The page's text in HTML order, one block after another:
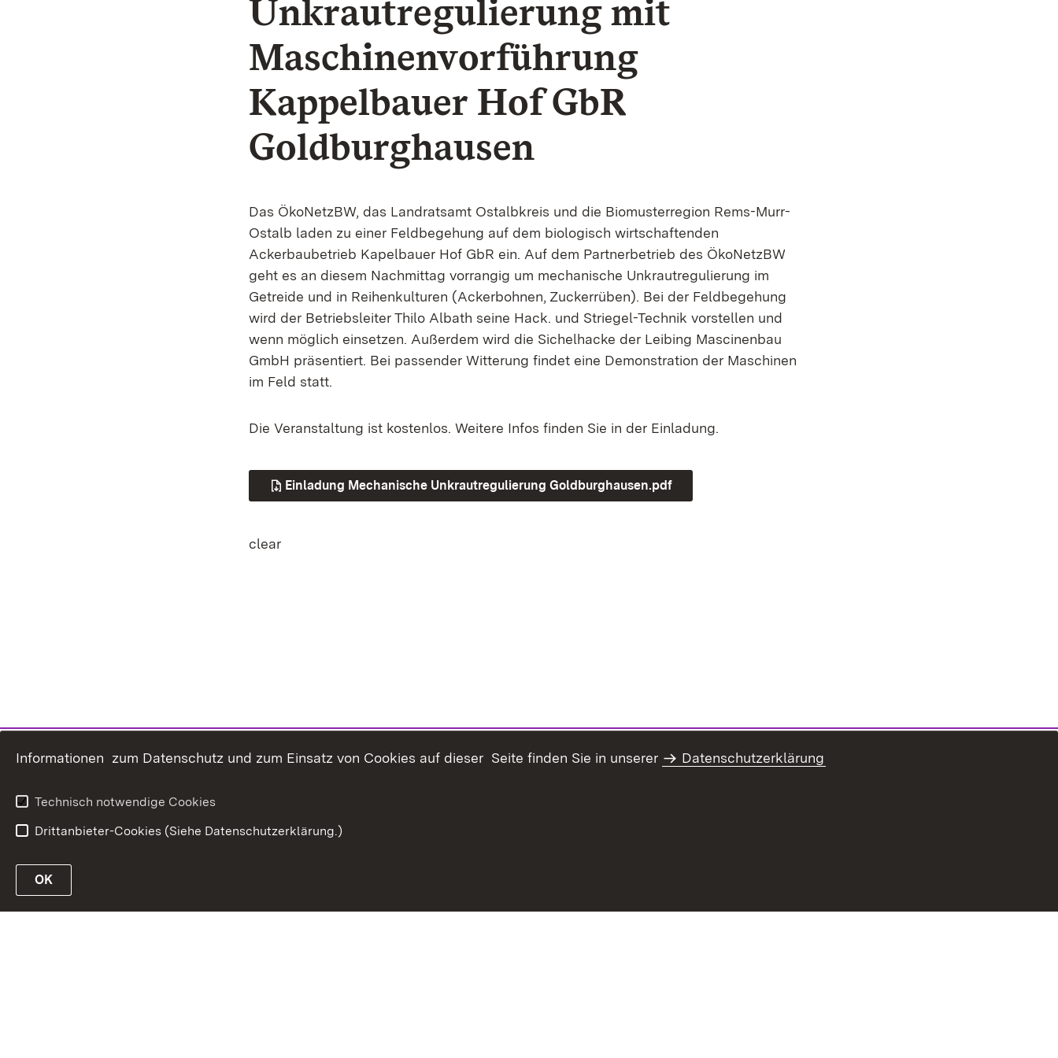
Unkrautregulierung mit
Maschinenvorführung
Kappelbauer Hof GbR
Goldburghausen
Das ÖkoNetzBW, das Landratsamt Ostalbkreis und die Biomusterregion Rems-Murr-
Ostalb laden zu einer Feldbegehung auf dem biologisch wirtschaftenden
Ackerbaubetrieb Kapelbauer Hof GbR ein. Auf dem Partnerbetrieb des ÖkoNetzBW
geht es an diesem Nachmittag vorrangig um mechanische Unkrautregulierung im
Getreide und in Reihenkulturen (Ackerbohnen, Zuckerrüben). Bei der Feldbegehung
wird der Betriebsleiter Thilo Albath seine Hack. und Striegel-Technik vorstellen und
wenn möglich einsetzen. Außerdem wird die Sichelhacke der Leibing Mascinenbau
GmbH präsentiert. Bei passender Witterung findet eine Demonstration der Maschinen
im Feld statt.
Die Veranstaltung ist kostenlos. Weitere Infos finden Sie in der Einladung.
Einladung Mechanische Unkrautregulierung Goldburghausen.pdf
clear
Informationen zum Datenschutz und zum Einsatz von Cookies auf dieser Seite finden Sie in unserer Datenschutzerklärung
Technisch notwendige Cookies
Drittanbieter-Cookies (Siehe Datenschutzerklärung.)
OK